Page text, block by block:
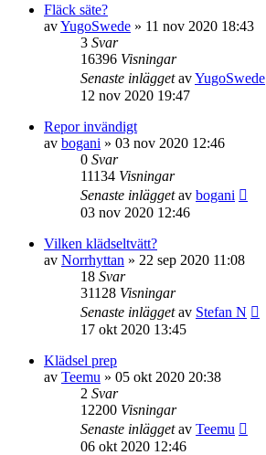
Fläck säte?
avYugoSwede » 11 nov 2020 18:43
3 Svar
16396 Visningar
Senaste inläggetavYugoSwede
12 nov 2020 19:47
Repor invändigt
av bogani » 03 nov 2020 12:46
0 Svar
11134 Visningar
Senaste inläggetav bogani
03 nov 2020 12:46
Vilken klädseltvätt?
av Norrhyttan » 22 sep 2020 11:08
18 Svar
31128 Visningar
Senaste inläggetav Stefan N
17 okt 2020 13:45
Klädsel prep
av Teemu » 05 okt 2020 20:38
2 Svar
12200 Visningar
Senaste inläggetav Teemu
06 okt 2020 12:46